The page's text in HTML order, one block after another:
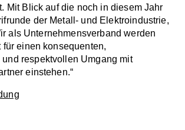
Mit Blick auf die noch in diesem Jahr
der Metall- und Elektroindustrie,
als Unternehmensverband werden
einen konsequenten,
und respektvollen Umgang mit
einstehen.“